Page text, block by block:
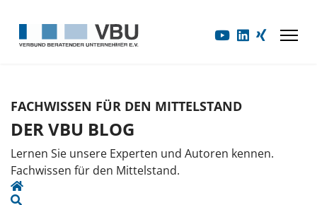
FACHWISSEN FÜR DEN MITTELSTAND
DER VBU BLOG
Lernen Sie unsere Experten und Autoren kennen.
Fachwissen für den Mittelstand.
HOME